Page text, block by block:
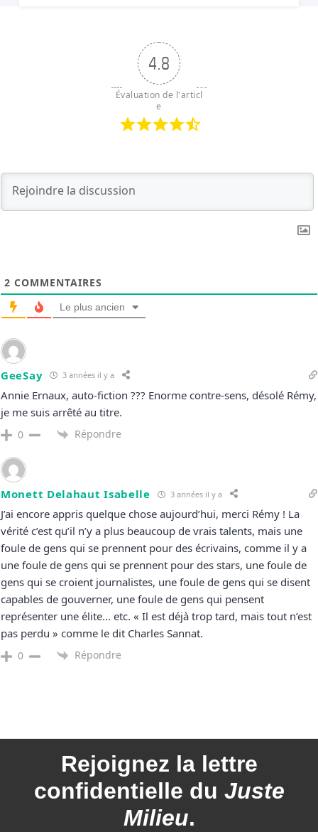
4.8
Évaluation de l'articl
e
2 COMMENTAIRES
Le plus ancien
GeeSay 3 années il y a
Annie Ernaux, auto-fiction ??? Enorme contre-sens, désolé Rémy,
je me suis arrêté au titre.
0 Répondre
Monett Delahaut Isabelle 3 années il y a
J’ai encore appris quelque chose aujourd’hui, merci Rémy ! La
vérité c’est qu’il n’y a plus beaucoup de vrais talents, mais une
foule de gens qui se prennent pour des écrivains, comme il y a
une foule de gens qui se prennent pour des stars, une foule de
gens qui se croient journalistes, une foule de gens qui se disent
capables de gouverner, une foule de gens qui pensent
représenter une élite… etc. « Il est déjà trop tard, mais tout n’est
pas perdu » comme le dit Charles Sannat.
0 Répondre
Rejoignez la lettre
confidentielle du Juste
Milieu.